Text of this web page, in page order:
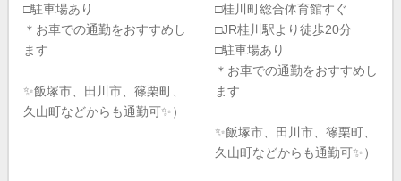
□駐車場あり
＊お車での通勤をおすすめし
ます
✨飯塚市、田川市、篠栗町、
久山町などからも通勤可✨）
□桂川町総合体育館すぐ
□JR桂川駅より徒歩20分
□駐車場あり
＊お車での通勤をおすすめし
ます
✨飯塚市、田川市、篠栗町、
久山町などからも通勤可✨）